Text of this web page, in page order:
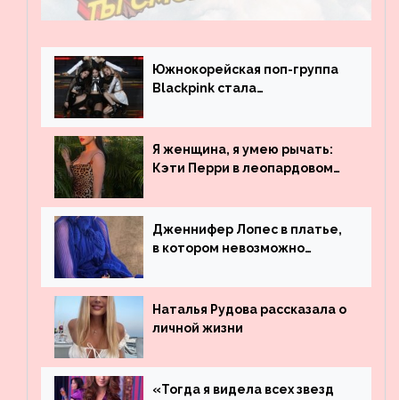
Южнокорейская поп-группа
Blackpink стала
просмотрам на YouTube. Они
обогнали даже Джастина
Бибера
Я женщина, я умею рычать:
Кэти Перри в леопардовом
Дженнифер Лопес в платье,
в котором невозможно
Наталья Рудова рассказала о
личной жизни
«Тогда я видела всех звезд